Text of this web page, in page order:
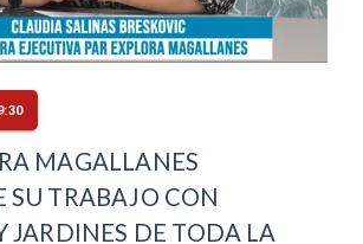
MAGALLANES
SU TRABAJO CON
JARDINES DE TODA LA